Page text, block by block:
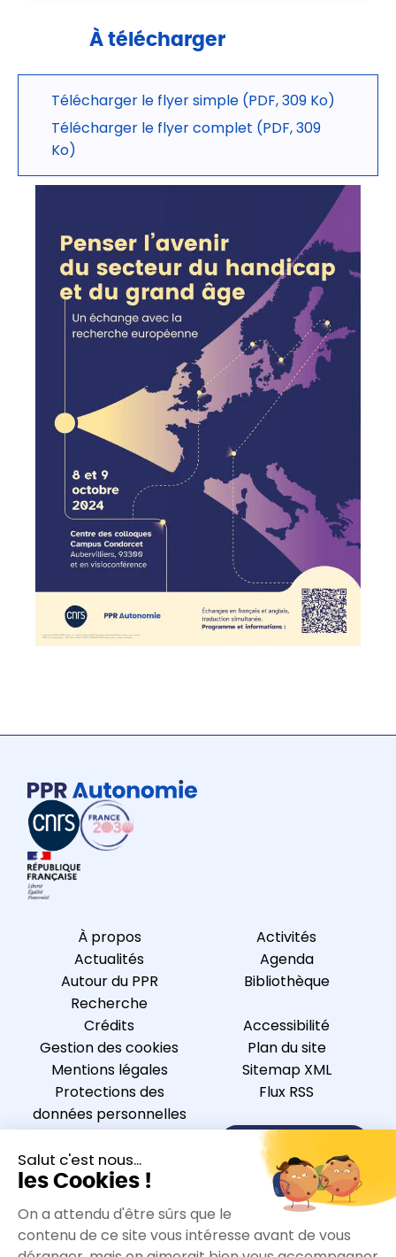
À télécharger
Télécharger le flyer simple (PDF, 309 Ko)
Télécharger le flyer complet (PDF, 309
Ko)
À propos
Actualités
Autour du PPR
Recherche
Activités
Agenda
Bibliothèque
Crédits
Gestion des cookies
Mentions légales
Protections des
données personnelles
Accessibilité
Plan du site
Sitemap XML
Flux RSS
Nous contacter
S’inscrire à la newsletter
Nous suivre sur